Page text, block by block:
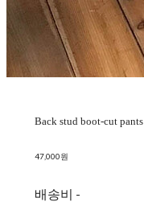
Back stud boot-cut pants
47,000원
배송비 -